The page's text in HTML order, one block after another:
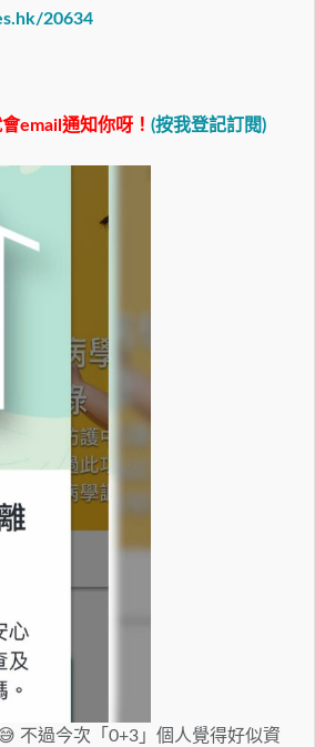
20634
email通知你呀！ (按我登記訂閱)
不過今次「0+3」個人覺得好似資